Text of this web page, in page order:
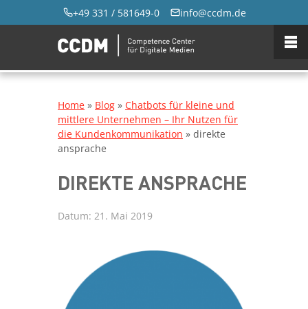
+49 331 / 581649-0 info@ccdm.de
Home » Blog » Chatbots für kleine und
mittlere Unternehmen – Ihr Nutzen für
die Kundenkommunikation » direkte
ansprache
DIREKTE ANSPRACHE
Datum: 21. Mai 2019